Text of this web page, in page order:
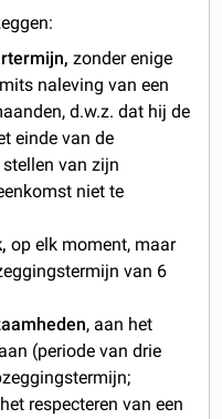
zonder enige
naleving van een
d.w.z. dat hij de
einde van de
van zijn
niet te
op elk moment, maar
van 6
, aan het
(periode van drie
respecteren van een